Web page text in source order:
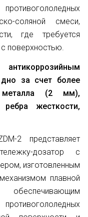
соляной смеси,
где требуется
поверхностью.
антикоррозийным
за счет более
металла (2 мм),
ребра жесткости,
2 представляет
дозатор с
изготовленным
плавной